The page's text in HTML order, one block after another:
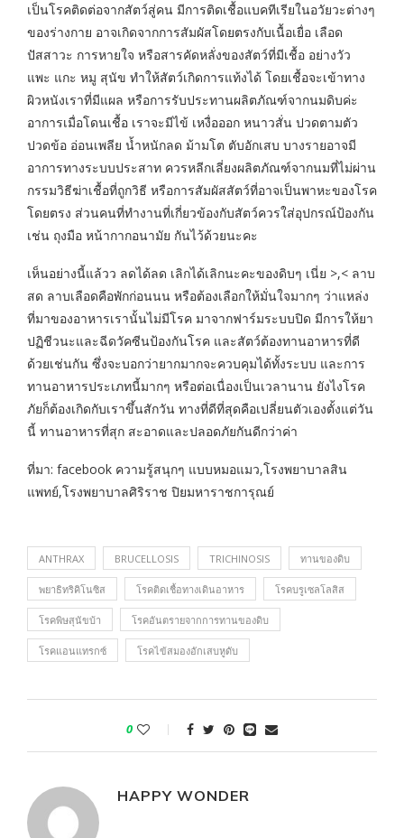
เป็นโรคติดต่อจากสัตว์สู่คน มีการติดเชื้อแบคทีเรียในอวัยวะต่างๆ
ของร่างกาย อาจเกิดจากการสัมผัสโดยตรงกับเนื้อเยื่อ เลือด
ปัสสาวะ การหายใจ หรือสารคัดหลั่งของสัตว์ที่มีเชื้อ อย่างวัว
แพะ แกะ หมู สุนัข ทำให้สัตว์เกิดการแท้งได้ โดยเชื้อจะเข้าทาง
ผิวหนังเราที่มีแผล หรือการรับประทานผลิตภัณฑ์จากนมดิบค่ะ
อาการเมื่อโดนเชื้อ เราจะมีไข้ เหงื่อออก หนาวสั่น ปวดตามตัว
ปวดข้อ อ่อนเพลีย น้ำหนักลด ม้ามโต ตับอักเสบ บางรายอาจมี
อาการทางระบบประสาท ควรหลีกเลี่ยงผลิตภัณฑ์จากนมที่ไม่ผ่าน
กรรมวิธีฆ่าเชื้อที่ถูกวิธี หรือการสัมผัสสัตว์ที่อาจเป็นพาหะของโรค
โดยตรง ส่วนคนที่ทำงานที่เกี่ยวข้องกับสัตว์ควรใส่อุปกรณ์ป้องกัน
เช่น ถุงมือ หน้ากากอนามัย กันไว้ด้วยนะคะ
เห็นอย่างนี้แล้วว ลดได้ลด เลิกได้เลิกนะคะของดิบๆ เนี่ย >,< ลาบ
สด ลาบเลือดคือพักก่อนนน หรือต้องเลือกให้มั่นใจมากๆ ว่าแหล่ง
ที่มาของอาหารเรานั้นไม่มีโรค มาจากฟาร์มระบบปิด มีการให้ยา
ปฏิชีวนะและฉีดวัคซีนป้องกันโรค และสัตว์ต้องทานอาหารที่ดี
ด้วยเช่นกัน ซึ่งจะบอกว่ายากมากจะควบคุมได้ทั้งระบบ และการ
ทานอาหารประเภทนี้มากๆ หรือต่อเนื่องเป็นเวลานาน ยังไงโรค
ภัยก็ต้องเกิดกับเราขึ้นสักวัน ทางที่ดีที่สุดคือเปลี่ยนตัวเองตั้งแต่วัน
นี้ ทานอาหารที่สุก สะอาดและปลอดภัยกันดีกว่าค่า
ที่มา: facebook ความรู้สนุกๆ แบบหมอแมว,โรงพยาบาลสิน
แพทย์,โรงพยาบาลศิริราช ปิยมหาราชการุณย์
ANTHRAX BRUCELLOSIS TRICHINOSIS ทานของดิบ
พยาธิทริคิโนซิส โรคติดเชื้อทางเดินอาหาร โรคบรูเซลโลสิส
โรคพิษสุนัขบ้า โรคอันตรายจากการทานของดิบ
โรคแอนแทรกซ์ โรคไข้สมองอักเสบหูดับ
0
HAPPY WONDER